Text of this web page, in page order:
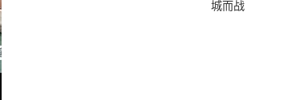
城而战